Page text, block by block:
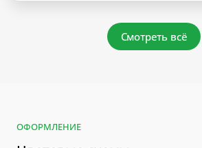
Смотреть всё
ОФОРМЛЕНИЕ